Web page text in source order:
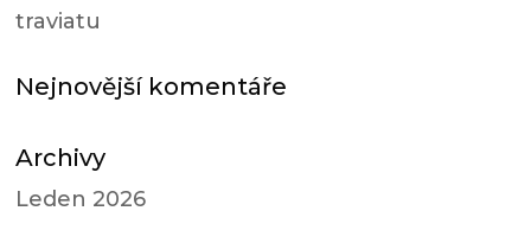
traviatu
Nejnovější komentáře
Archivy
Leden 2026